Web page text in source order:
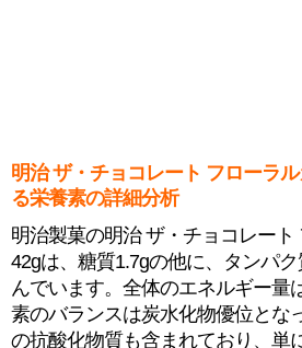
明治 ザ・チョコレート フローラ
る栄養素の詳細分析
明治製菓の明治 ザ・チョコレート
42gは、糖質1.7gの他に、タンパ
んでいます。全体のエネルギー量
素のバランスは炭水化物優位とな
の抗酸化物質も含まれており、単